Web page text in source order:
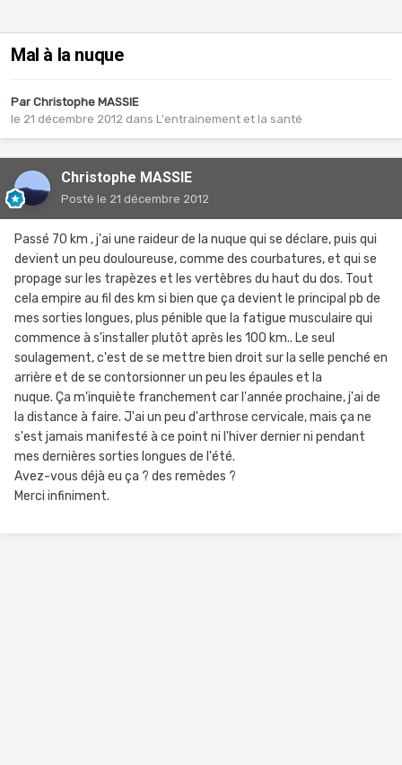
Mal à la nuque
Par Christophe MASSIE
le 21 décembre 2012 dans L'entrainement et la santé
Christophe MASSIE
Posté le 21 décembre 2012
Passé 70 km , j'ai une raideur de la nuque qui se déclare, puis qui
devient un peu douloureuse, comme des courbatures, et qui se
propage sur les trapèzes et les vertèbres du haut du dos. Tout
cela empire au fil des km si bien que ça devient le principal pb de
mes sorties longues, plus pénible que la fatigue musculaire qui
commence à s'installer plutôt après les 100 km.. Le seul
soulagement, c'est de se mettre bien droit sur la selle penché en
arrière et de se contorsionner un peu les épaules et la
nuque. Ça m'inquiète franchement car l'année prochaine, j'ai de
la distance à faire. J'ai un peu d'arthrose cervicale, mais ça ne
s'est jamais manifesté à ce point ni l'hiver dernier ni pendant
mes dernières sorties longues de l'été.
Avez-vous déjà eu ça ? des remèdes ?
Merci infiniment.